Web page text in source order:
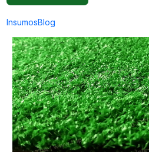
InsumosBlog